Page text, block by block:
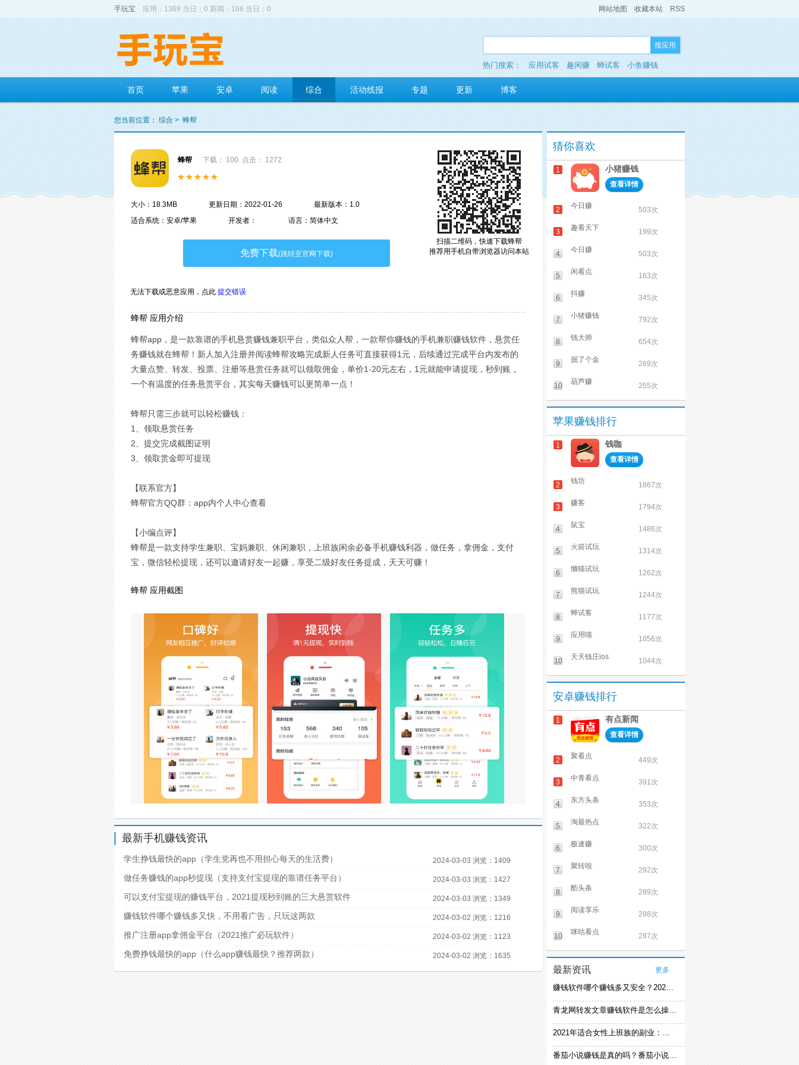
手玩宝 应用：1369 当日：0 新闻：166 当日：0 网站地图 收藏本站 RSS
搜应用
热门搜索： 应用试客 趣闲赚 蝉试客 小鱼赚钱
多玩红包
首页 苹果 安卓 阅读 综合 活动线报 专题 更新 博客
您当前位置： 综合 > 蜂帮
扫描二维码，快速下载蜂帮
推荐用手机自带浏览器访问本站
蜂帮 下载： 100 点击： 1272
大小：18.3MB 更新日期：2022-01-26
最新版本：1.0
适合系统：安卓/苹果
开发者： 语言：简体中文
免费下载(跳转至官网下载)
无法下载或恶意应用， 点此 提交错误
蜂帮 应用介绍
蜂帮app，是一款靠谱的手机悬赏赚钱兼职平台，类似众人帮，一款帮你赚钱的手机兼职赚钱软件，悬赏任
务赚钱就在蜂帮！新人加入注册并阅读蜂帮攻略完成新人任务可直接获得1元，后续通过完成平台内发布的
大量点赞、转发、投票、注册等悬赏任务就可以领取佣金，单价1-20元左右，1元就能申请提现，秒到账，
一个有温度的任务悬赏平台，其实每天赚钱可以更简单一点！
蜂帮只需三步就可以轻松赚钱：
1、领取悬赏任务
2、提交完成截图证明
3、领取赏金即可提现
【联系官方】
蜂帮官方QQ群：app内个人中心查看
【小编点评】
蜂帮是一款支持学生兼职、宝妈兼职、休闲兼职，上班族闲余必备手机赚钱利器，做任务，拿佣金，支付
宝，微信轻松提现，还可以邀请好友一起赚，享受二级好友任务提成，天天可赚！
蜂帮 应用截图
最新手机赚钱资讯
学生挣钱最快的app（学生党再也不用担心每天的生活费） 2024-03-03 浏览：1409
做任务赚钱的app秒提现（支持支付宝提现的靠谱任务平台） 2024-03-03 浏览：1427
可以支付宝提现的赚钱平台，2021提现秒到账的三大悬赏软件 2024-03-03 浏览：1349
赚钱软件哪个赚钱多又快，不用看广告，只玩这两款 2024-03-02 浏览：1216
推广注册app拿佣金平台（2021推广必玩软件） 2024-03-02 浏览：1123
免费挣钱最快的app（什么app赚钱最快？推荐两款） 2024-03-02 浏览：1635
猜你喜欢
1 小猪赚钱
查看详情
2 今日赚 503次
3 趣看天下 199次
4 今日赚 503次
5 闲看点 163次
6 抖赚 345次
7 小猪赚钱 792次
8 钱大师 654次
9 掘了个金 269次
10 葫芦赚 255次
苹果赚钱排行
1 钱咖
查看详情
2 钱坊 1867次
3 赚客 1794次
4 鼠宝 1486次
5 火箭试玩 1314次
6 懒猫试玩 1262次
7 熊猫试玩 1244次
8 蝉试客 1177次
9 应用喵 1056次
10 天天钱庄ios 1044次
安卓赚钱排行
1 有点新闻
查看详情
2 聚看点 449次
3 中青看点 391次
4 东方头条 353次
5 淘最热点 322次
6 极速赚 300次
7 聚转啦 292次
8 酷头条 289次
9 阅读享乐 288次
10 咪咕看点 287次
最新资讯 更多
赚钱软件哪个赚钱多又安全？2021精选赚钱软件
青龙网转发文章赚钱软件是怎么操作的？
2021年适合女性上班族的副业：女生在家赚钱兼职推荐
番茄小说赚钱是真的吗？番茄小说怎么操作赚钱